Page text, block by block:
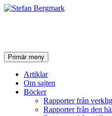
SökPrimär meny Hoppa
till
innehåll
Artiklar
Om sajten
Böcker
Rapporter från
Rapporter från den